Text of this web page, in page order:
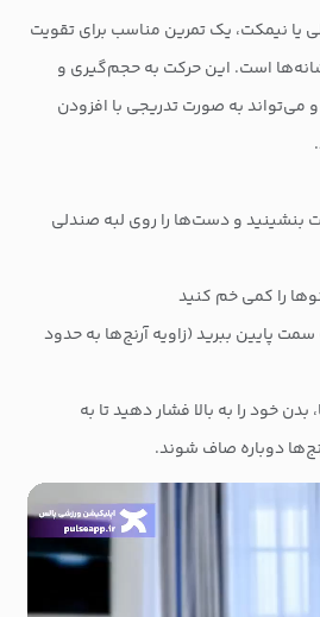
یا نیمکت، یک تمرین مناسب برای تقویت
است. این حرکت به حجم‌گیری و
می‌تواند به صورت تدریجی با افزودن
بنشینید و دست‌ها را روی لبه صندلی
را کمی خم کنید
سمت پایین ببرید (زاویه آرنج‌ها به حدود
خود را به بالا فشار دهید تا به
دوباره صاف شوند.